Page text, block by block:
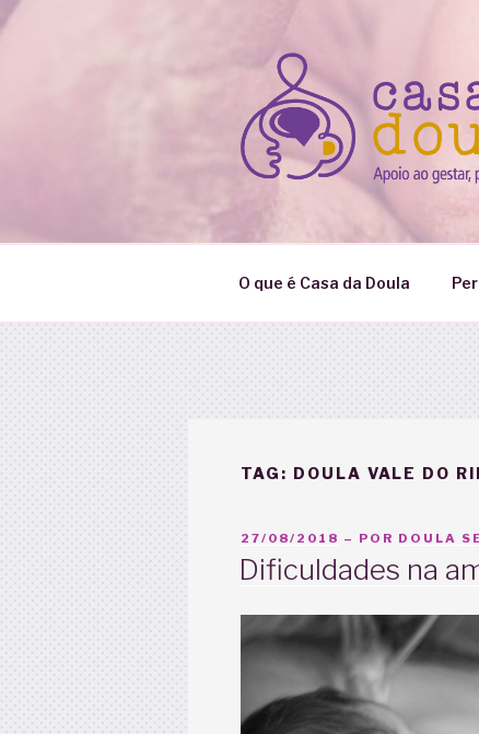
Pular
O que é Casa da Doula
TAG: DOULA VALE DO
PUBLICADO
27/08/2018 – POR DOULA
Dificuldades na